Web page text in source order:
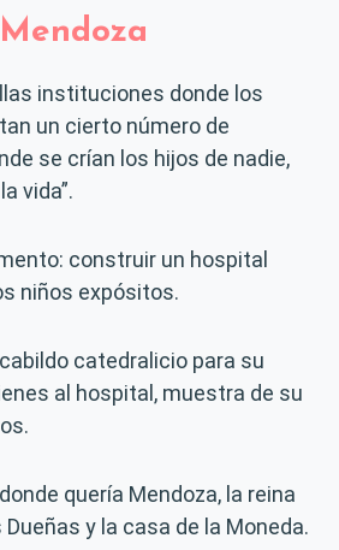
instituciones donde los
un cierto número de
se crían los hijos de nadie,
vida”.
construir un hospital
niños expósitos.
catedralicio para su
al hospital, muestra de su
quería Mendoza, la reina
y la casa de la Moneda.